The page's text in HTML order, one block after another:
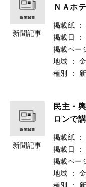
新聞記事
ＮＡホ
掲載紙 ：
掲載日
：
掲載ペー
地域
：
種別
：
新聞記事
民主・
ロンで
掲載紙 ：
掲載日
：
掲載ペー
地域
：
種別
：